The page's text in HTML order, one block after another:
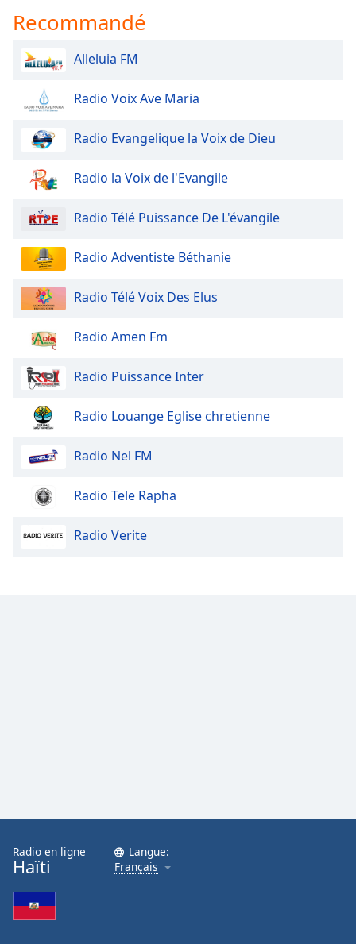
Recommandé
Alleluia FM
Radio Voix Ave Maria
Radio Evangelique la Voix de Dieu
Radio la Voix de l'Evangile
Radio Télé Puissance De L'évangile
Radio Adventiste Béthanie
Radio Télé Voix Des Elus
Radio Amen Fm
Radio Puissance Inter
Radio Louange Eglise chretienne
Radio Nel FM
Radio Tele Rapha
Radio Verite
Radio en ligne
Haïti
Langue:
Français